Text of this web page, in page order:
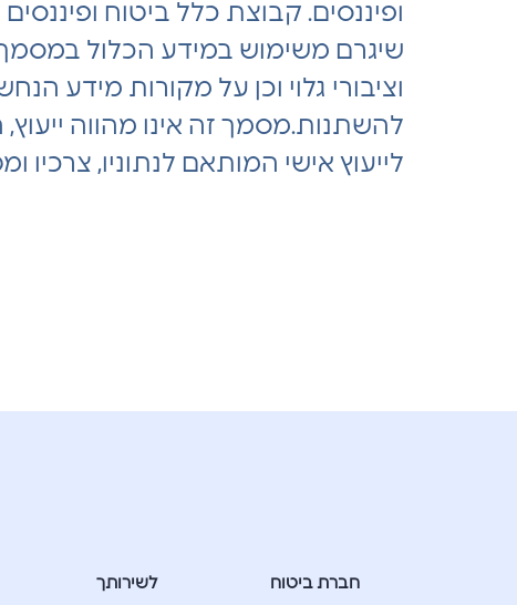
ופיננסים. קבוצת כלל ביטוח
שיגרם משימוש במידע הכלול במסמך
וציבורי גלוי וכן על מקורות מידע
להשתנות.מסמך זה אינו מהווה
לייעוץ אישי המותאם לנתוניו,
חברת ביטוח לשירותך